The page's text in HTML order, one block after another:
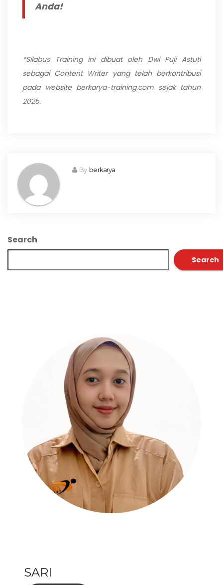
Anda!
*Silabus Training ini dibuat oleh Dwi Puji Astuti
sebagai Content Writer yang telah berkontribusi
pada website berkarya-training.com sejak tahun
2025.
By berkarya
Search
Search
SARI